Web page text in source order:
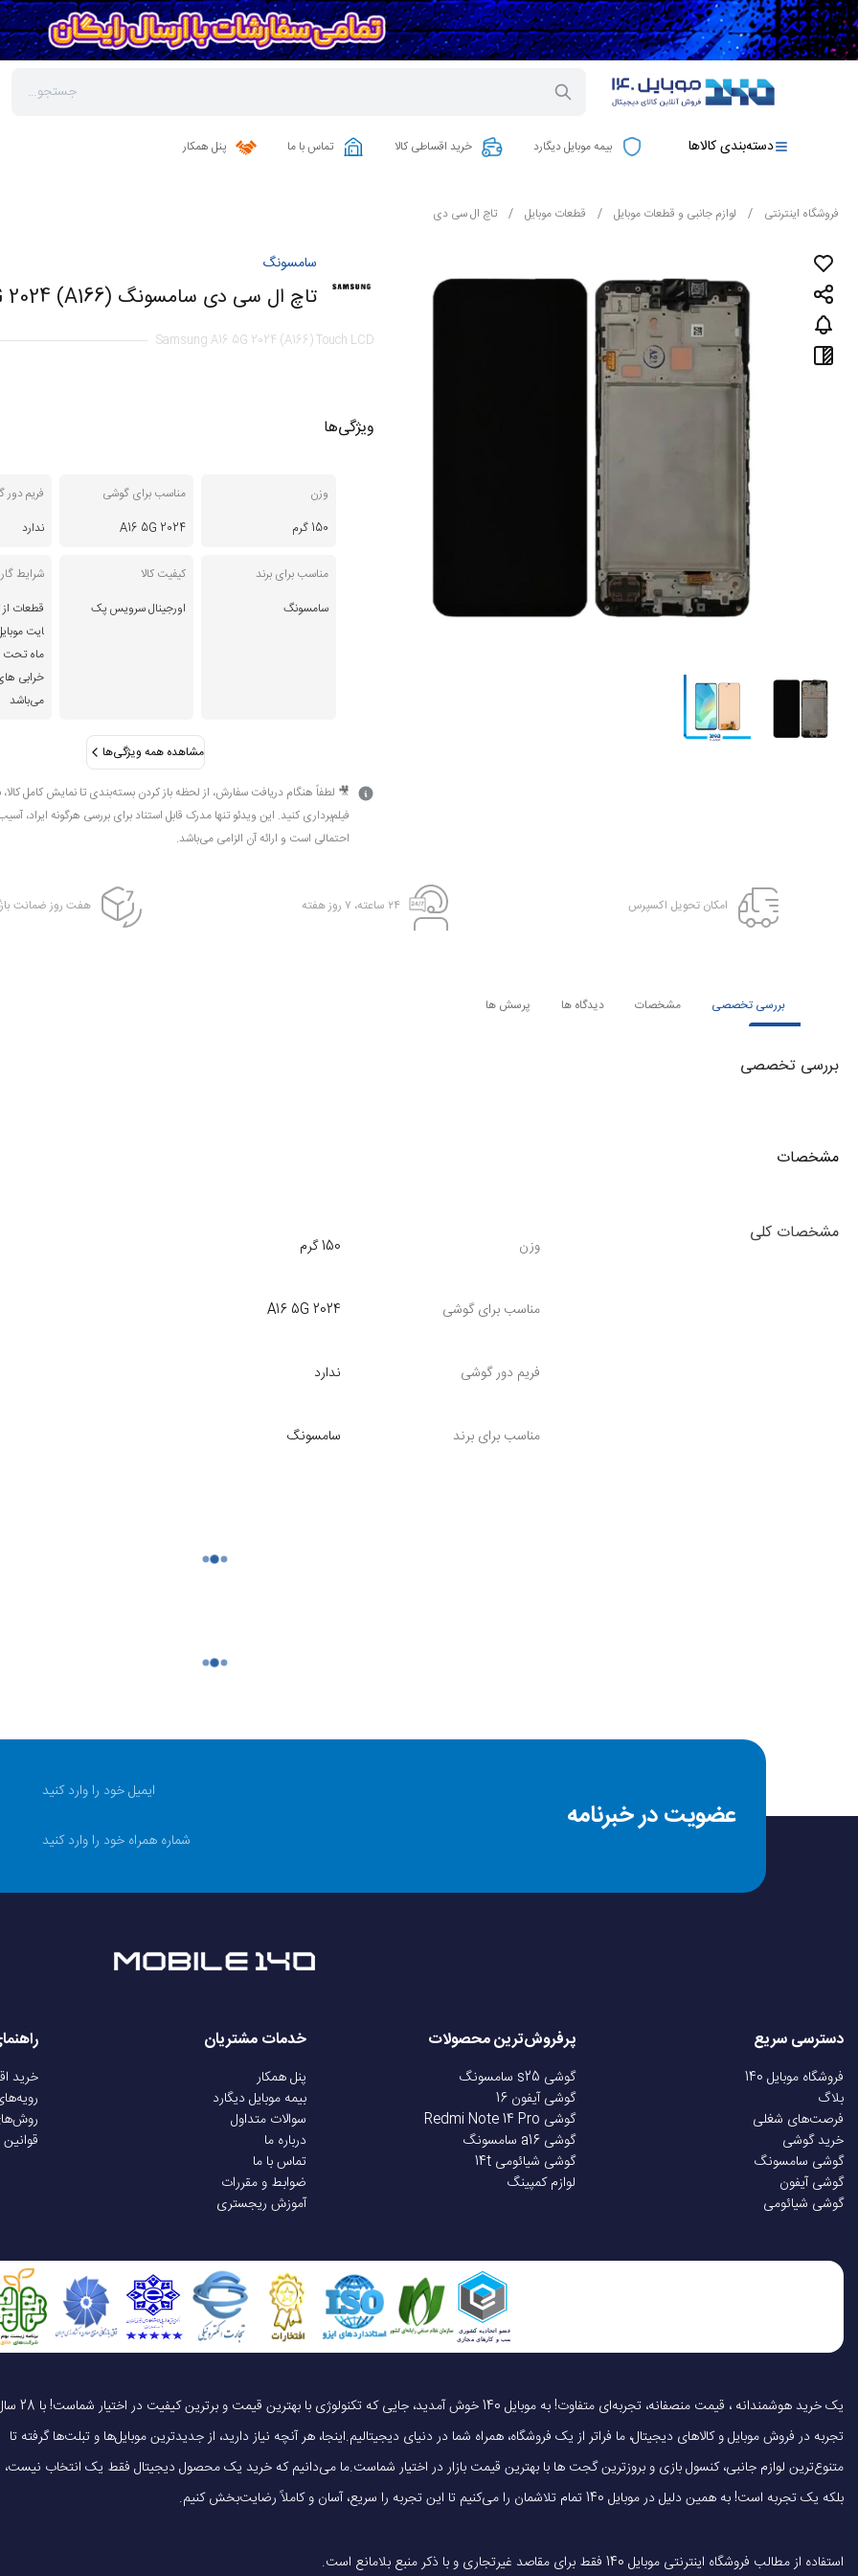
دسته‌بندی کالاها بیمه موبایل دیگارد خرید اقساطی کالا تماس با ما پنل همکار
فروشگاه اینترنتی / لوازم جانبی و قطعات موبایل / قطعات موبایل / تاچ ال سی دی
سامسونگ
تاچ ال سی دی سامسونگ A16 5G 2024 (A166)
Samsung A16 5G 2024 (A166) Touch LCD
ویژگی‌ها
وزن
150 گرم
مناسب برای گوشی
A16 5G 2024
فریم
ندارد
مناسب برای برند
سامسونگ
کیفیت کالا
اورجینال سرویس پک
شرایط
قطعات از
ماه
خرابی
می‌باشد
مشاهده همه ویژگی‌ها
🎥 لطفاً هنگام دریافت سفارش، از لحظه باز کردن بسته‌بندی تا نمایش کامل
فیلم‌برداری کنید. این ویدئو تنها مدرک قابل استناد برای بررسی هرگونه ایراد،
احتمالی است و ارائه آن الزامی می‌باشد.
امکان تحویل اکسپرس ۲۴ ساعته، ۷ روز هفته هفت روز ضمانت
بررسی تخصصی مشخصات دیدگاه ها پرسش ها
بررسی تخصصی
مشخصات
مشخصات کلی
وزن 150 گرم
مناسب برای گوشی A16 5G 2024
فریم دور گوشی ندارد
مناسب برای برند سامسونگ
قطعات از تاریخ فاکتور در سایت موبایل 140 به مدت 6 ماه تحت ضمانت تعویض خرابی های ناشی از ساخت می‌باشد
یا عمل نکردن تاچ، نقاط تار یا سوخته روی نمایشگر (بدون دخالت
معمول از محصول، پارگی فلت ها و تغیر فرم کانکتورها نوسانات
موبایل 140 جهت اطمینان خاطر شما از خرید، تمامی
که مشکل ایجاد شده ناشی از عوامل انسانی نباشد.
شرایط مرجوعی و تحویل کالا
فیلم آنباکس الزامی است؛ حتما هنگام بازکردن بسته و بررسی
افراد متفرقه؛ نصب باید توسط تعمیر کار مجاز یا متخصص
عضویت در خبرنامه
دسترسی سریع
فروشگاه موبایل 140
بلاگ
فرصت‌های شغلی
خرید گوشی
گوشی سامسونگ
گوشی آیفون
گوشی شیائومی
پرفروش‌ترین محصولات
گوشی s25 سامسونگ
گوشی آیفون 16
گوشی Redmi Note 14 Pro
گوشی a16 سامسونگ
گوشی شیائومی 14t
لوازم کمپینگ
خدمات مشتریان
پنل همکار
بیمه موبایل دیگارد
سوالات متداول
درباره ما
تماس با ما
ضوابط و مقررات
آموزش ریجستری
خرید
یک خرید هوشمندانه ، قیمت منصفانه، تجربه‌ای متفاوت! به موبایل 140 خوش آمدید، جایی که
تجربه در فروش موبایل و کالاهای دیجیتال، ما فراتر از یک فروشگاه، همراه شما در دنیای دیجیتالیم.اینجا، هر آنچه نیاز دارید، از جدیدترین موبایل‌ها و تبلت‌ها گرفته تا
متنوع‌ترین لوازم جانبی، کنسول بازی و بروزترین گجت ها با بهترین قیمت بازار در اختیار شماست.ما می‌دانیم که خرید یک محصول دیجیتال فقط یک انتخاب نیست،
بلکه یک تجربه است! به همین دلیل در موبایل 140 تمام تلاشمان را می‌کنیم تا این تجربه را سریع، آسان و کاملاً رضایت‌بخش کنیم.
استفاده از مطالب فروشگاه اینترنتی موبایل 140 فقط برای مقاصد غیرتجاری و با ذکر منبع بلامانع است.